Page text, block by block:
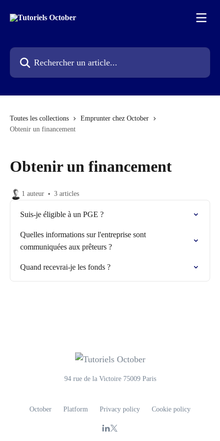
Rechercher un article...
Toutes les collections
Emprunter chez October
Obtenir un financement
Obtenir un financement
1 auteur 3 articles
Suis-je éligible à un PGE ?
Quelles informations sur l'entreprise sont
communiquées aux prêteurs ?
Quand recevrai-je les fonds ?
94 rue de la Victoire 75009 Paris
October Platform Privacy policy Cookie policy